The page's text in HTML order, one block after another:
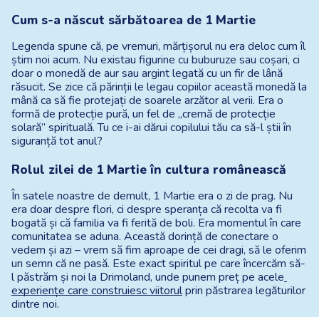
Cum s-a născut sărbătoarea de 1 Martie
Legenda spune că, pe vremuri, mărțișorul nu era deloc cum îl
știm noi acum. Nu existau figurine cu buburuze sau coșari, ci
doar o monedă de aur sau argint legată cu un fir de lână
răsucit. Se zice că părinții le legau copiilor această monedă la
mână ca să fie protejați de soarele arzător al verii. Era o
formă de protecție pură, un fel de „cremă de protecție
solară” spirituală. Tu ce i-ai dărui copilului tău ca să-l știi în
siguranță tot anul?
Rolul zilei de 1 Martie în cultura românească
În satele noastre de demult, 1 Martie era o zi de prag. Nu
era doar despre flori, ci despre speranța că recolta va fi
bogată și că familia va fi ferită de boli. Era momentul în care
comunitatea se aduna. Această dorință de conectare o
vedem și azi – vrem să fim aproape de cei dragi, să le oferim
un semn că ne pasă. Este exact spiritul pe care încercăm să-
l păstrăm și noi la Drimoland, unde punem preț pe acele
experiențe care construiesc viitorul prin păstrarea legăturilor
dintre noi.